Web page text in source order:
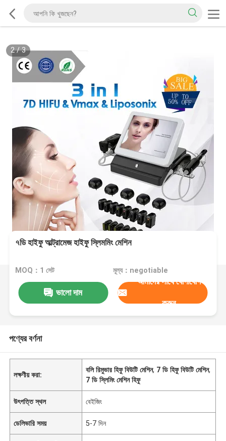
2/3
৭ডি হাইফু আল্ট্রামেজ হাইফু স্লিমমিং মেশিন
MOQ：1 সেট মূল্য：negotiable
ভালো দাম
আমাদের সাথে যোগাযোগ
করুন
পণ্যের বর্ণনা
লক্ষণীয় করা:
বলি রিমুভার হিফু বিউটি মেশিন, 7 ডি হিফু বিউটি মেশিন,
7 ডি স্লিমিং মেশিন হিফু
উৎপত্তি স্থল বেইজিং
ডেলিভারি সময় 5-7 দিন